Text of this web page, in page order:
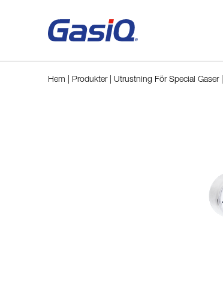
Hem | Produkter| Utrustning För Special Gaser|